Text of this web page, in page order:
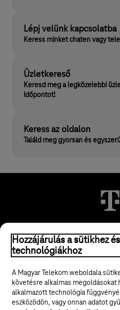
Lépj velünk kapcsolatba
Keress minket chaten vagy
Üzletkereső
Keresd meg a legközelebbi
időpontot!
Keress az oldalon
Találd meg gyorsan és
© 2026 Magyar Telekom Nyrt.
ÁSZF
Hozzájárulás a sütikhez
technológiákhoz
A Magyar Telekom weboldala
követésre alkalmas megoldásokat
alkalmazott technológia
eszközödön, vagy onnan adatot